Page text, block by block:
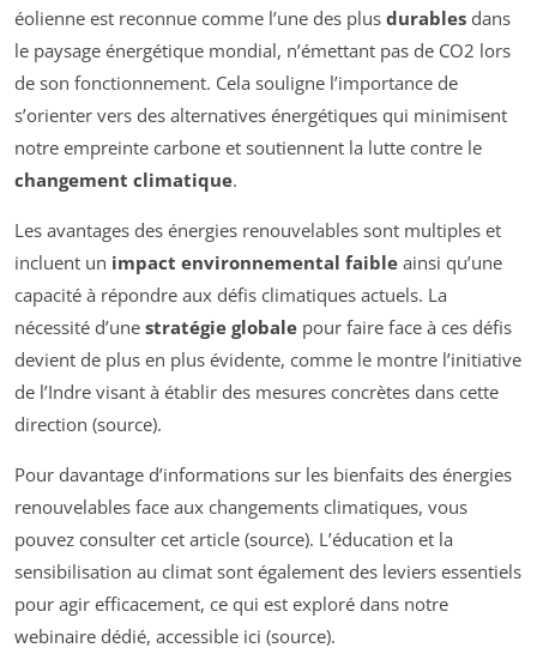
éolienne est reconnue comme l’une des plus durables dans
le paysage énergétique mondial, n’émettant pas de CO2 lors
de son fonctionnement. Cela souligne l’importance de
s’orienter vers des alternatives énergétiques qui minimisent
notre empreinte carbone et soutiennent la lutte contre le
changement climatique.
Les avantages des énergies renouvelables sont multiples et
incluent un impact environnemental faible ainsi qu’une
capacité à répondre aux défis climatiques actuels. La
nécessité d’une stratégie globale pour faire face à ces défis
devient de plus en plus évidente, comme le montre l’initiative
de l’Indre visant à établir des mesures concrètes dans cette
direction (source).
Pour davantage d’informations sur les bienfaits des énergies
renouvelables face aux changements climatiques, vous
pouvez consulter cet article (source). L’éducation et la
sensibilisation au climat sont également des leviers essentiels
pour agir efficacement, ce qui est exploré dans notre
webinaire dédié, accessible ici (source).